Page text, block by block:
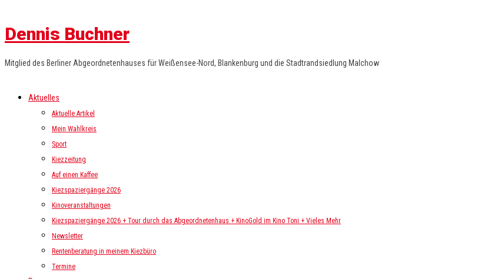
Dennis Buchner
Mitglied des Berliner Abgeordnetenhauses für Weißensee-Nord, Blankenburg und die Stadtrandsiedlung Malchow
Aktuelles
Aktuelle Artikel
Mein Wahlkreis
Sport
Kiezzeitung
Auf einen Kaffee
Kiezspaziergänge 2026
Kinoveranstaltungen
Kiezspaziergänge 2026 + Tour durch das Abgeordnetenhaus + KinoGold im Kino Toni + Vieles Mehr
Newsletter
Rentenberatung in meinem Kiezbüro
Termine